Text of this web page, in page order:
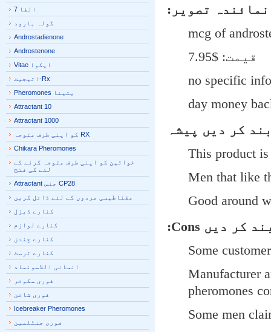
تصویر:
قیمت: $7.95
کر دیںپیشہ
This product
Men that like
Good around
کر دیں Cons:
Some
Manufacturer
pheromones
Some men
الفا 7
گولہ بارود
Androstadienone
Androstenone
ایکوا Vitae
Rx-اتیجیت
یتینا Pheromones
Attractant 10
Attractant 1000
RX کو اپنی طرف متوجہ
Chikara Pheromones
خواتین کو اپنی طرف متوجہ کرنے کے
لئے کی فتح
CP28 جنس Attractant
مقناطیسی مردوں کے لئے ڈائل کریں
کنارے ڈیزل
کنارے لوازم
کنارے چندن
کنارے ٹرسٹ
انسانی اللاسونماد
فوری سکوئر
فوری شائن
Icebreaker Pheromones
فوری جنٹلمین